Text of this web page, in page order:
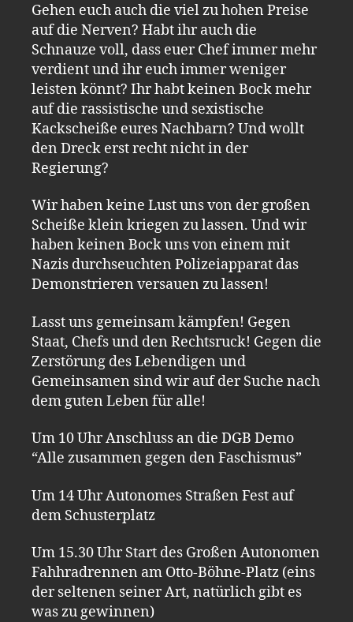
Gehen euch auch die viel zu hohen Preise
auf die Nerven? Habt ihr auch die
Schnauze voll, dass euer Chef immer mehr
verdient und ihr euch immer weniger
leisten könnt? Ihr habt keinen Bock mehr
auf die rassistische und sexistische
Kackscheiße eures Nachbarn? Und wollt
den Dreck erst recht nicht in der
Regierung?
Wir haben keine Lust uns von der großen
Scheiße klein kriegen zu lassen. Und wir
haben keinen Bock uns von einem mit
Nazis durchseuchten Polizeiapparat das
Demonstrieren versauen zu lassen!
Lasst uns gemeinsam kämpfen! Gegen
Staat, Chefs und den Rechtsruck! Gegen die
Zerstörung des Lebendigen und
Gemeinsamen sind wir auf der Suche nach
dem guten Leben für alle!
Um 10 Uhr Anschluss an die DGB Demo
“Alle zusammen gegen den Faschismus”
Um 14 Uhr Autonomes Straßen Fest auf
dem Schusterplatz
Um 15.30 Uhr Start des Großen Autonomen
Fahhradrennen am Otto-Böhne-Platz (eins
der seltenen seiner Art, natürlich gibt es
was zu gewinnen)